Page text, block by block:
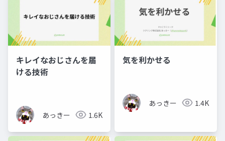
キレイなおじさんを届
ける技術
あっきー 1.6K
気を利かせる
あっきー 1.4K